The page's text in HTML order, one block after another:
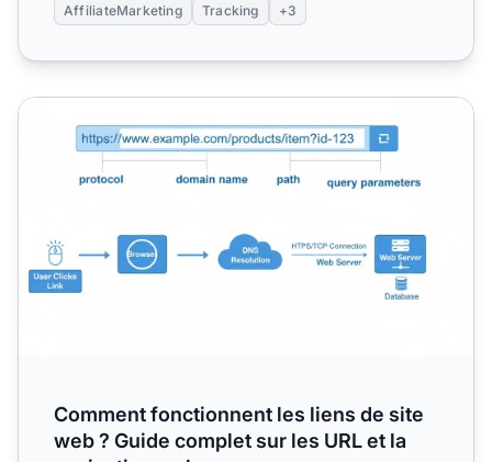
AffiliateMarketing Tracking +3
Comment fonctionnent les liens de site web ? Guide
Comment fonctionnent les liens de site
web ? Guide complet sur les URL et la